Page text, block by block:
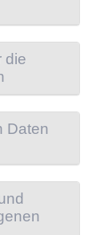
die
Daten